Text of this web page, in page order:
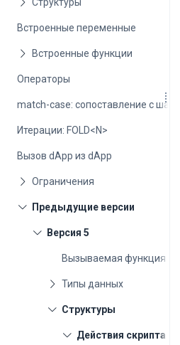
Встроенные переменные
Операторы
match-case: сопоставление с
Итерации: FOLD<N>
Вызов dApp из dApp
Вызываемая функция